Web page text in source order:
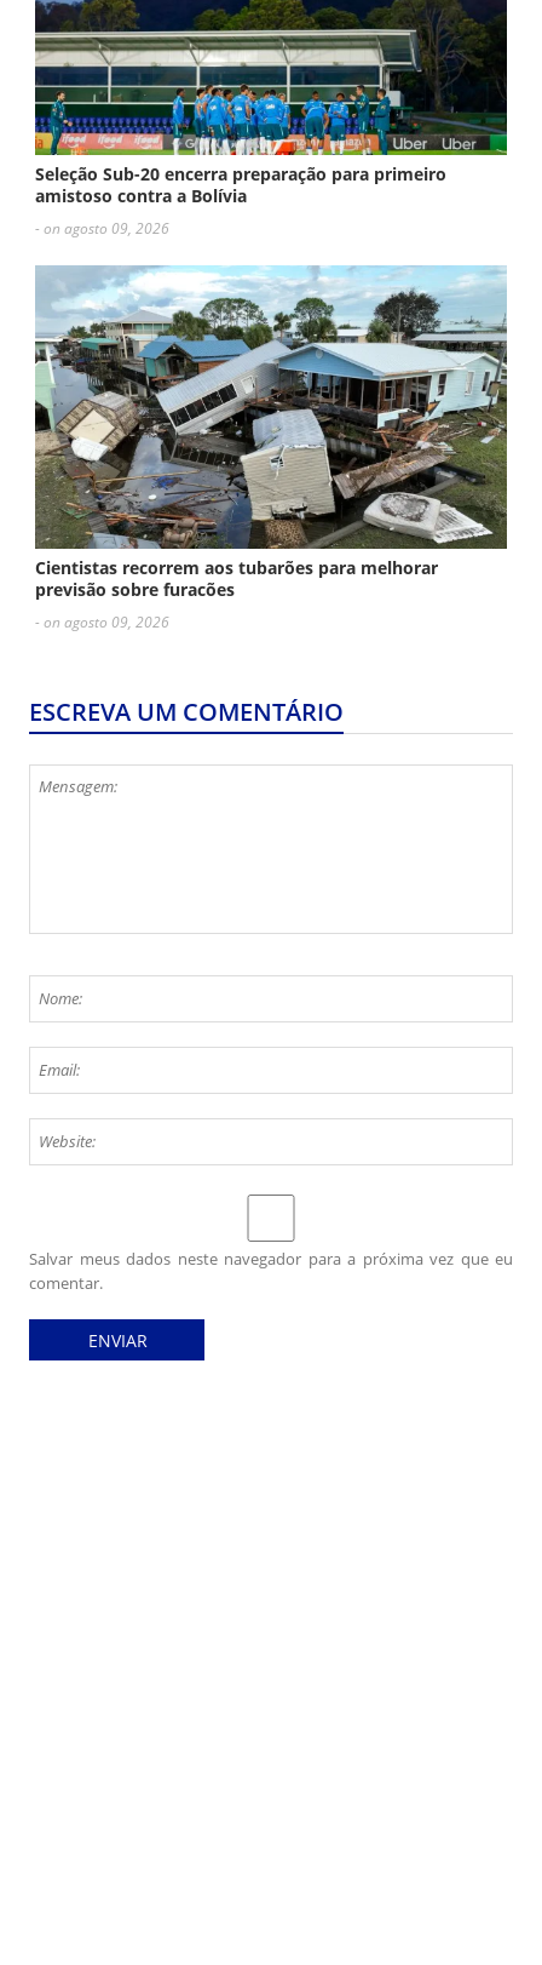
Seleção Sub-20 encerra preparação para primeiro
amistoso contra a Bolívia
- on agosto 09, 2026
Cientistas recorrem aos tubarões para melhorar
previsão sobre furacões
- on agosto 09, 2026
ESCREVA UM COMENTÁRIO
Salvar meus dados neste navegador para a próxima vez que eu
comentar.